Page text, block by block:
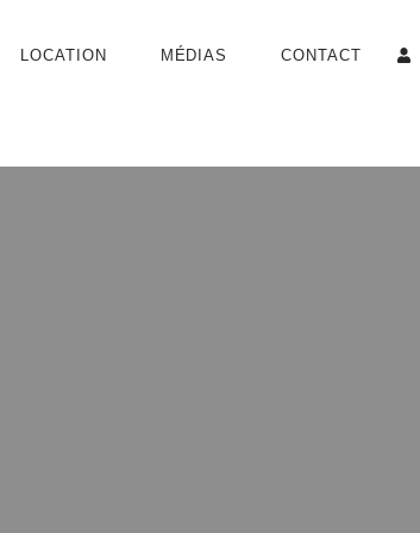
LOCATION MÉDIAS CONTACT